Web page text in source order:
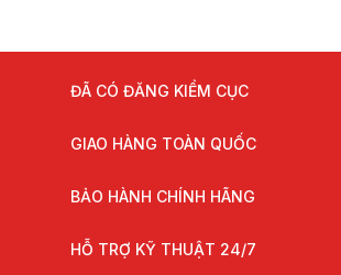
ĐÃ CÓ ĐĂNG KIỂM CỤC
GIAO HÀNG TOÀN QUỐC
BẢO HÀNH CHÍNH HÃNG
HỖ TRỢ KỸ THUẬT 24/7